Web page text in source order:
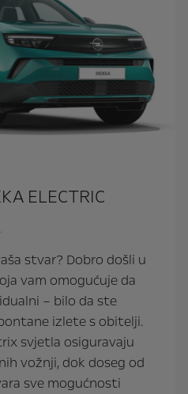
ELECTRIC
stvar? Dobro došli u
vam omogućuje da
– bilo da ste
izlete s obitelji.
svjetla osiguravaju
vožnji, dok doseg od
sve mogućnosti